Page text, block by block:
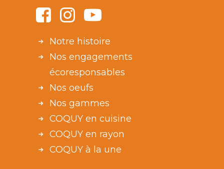
Notre histoire
Nos engagements
écoresponsables
Nos oeufs
Nos gammes
COQUY en cuisine
COQUY en rayon
COQUY à la une